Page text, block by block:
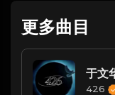
更多曲目
426